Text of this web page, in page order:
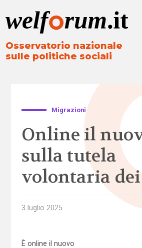
Osservatorio nazionale
sulle politiche sociali
Migrazioni
Online il
sulla tutela
volontaria
3 luglio 2025
È online il nuovo